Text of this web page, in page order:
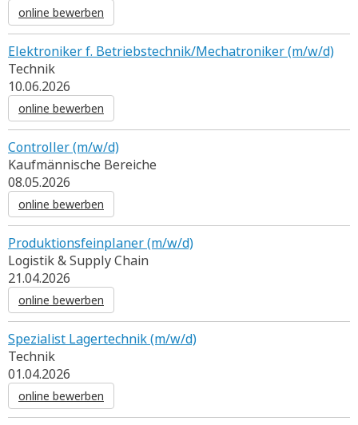
online bewerben
Elektroniker f. Betriebstechnik/Mechatroniker (m/w/d)
Technik
10.06.2026
online bewerben
Controller (m/w/d)
Kaufmännische Bereiche
08.05.2026
online bewerben
Produktionsfeinplaner (m/w/d)
Logistik & Supply Chain
21.04.2026
online bewerben
Spezialist Lagertechnik (m/w/d)
Technik
01.04.2026
online bewerben